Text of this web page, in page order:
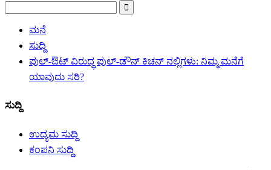
ಮನೆ
ಸುದ್ದಿ
ಪುಲ್-ಔಟ್ ವಿರುದ್ಧ ಪುಲ್-ಡೌನ್ ಕಿಚನ್ ನಲ್ಲಿಗಳು: ನಿಮ್ಮ ಮನೆಗೆ
ಯಾವುದು ಸರಿ?
ಸುದ್ದಿ
ಉದ್ಯಮ ಸುದ್ದಿ
ಕಂಪನಿ ಸುದ್ದಿ